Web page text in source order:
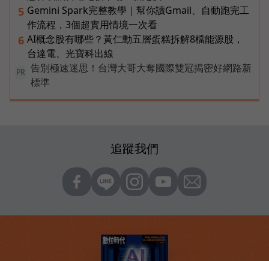
5 Gemini Spark完整教學｜幫你讀Gmail、自動跑完工
作流程，3個超實用情境一次看
6 AI概念股有哪些？黃仁勳五層蛋糕拆解8檔能源股，
台達電、光寶科出線
PR
告別極速迷思！台灣大哥大奪國際雙冠揭密好網路新
標準
追蹤我們